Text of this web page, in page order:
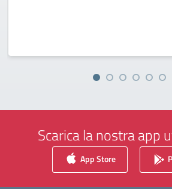
Scarica la nostra app
App Store